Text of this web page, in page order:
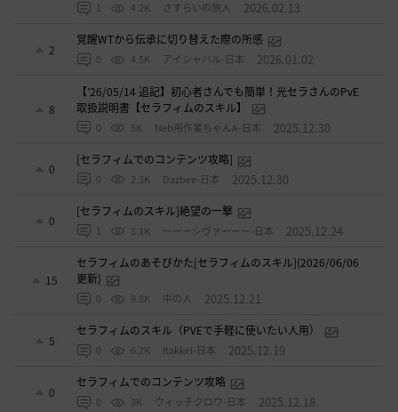
1 4.2K さすらいの旅人 2026.02.13
2
覚醒WTから伝承に切り替えた際の所感
0 4.5K アイシャハル-日本 2026.01.02
8
【’26/05/14 追記】初心者さんでも簡単！光セラさんのPvE
取扱説明書【セラフィムのスキル】
0 5K Neb用作業ちゃんA-日本 2025.12.30
0
[セラフィムでのコンテンツ攻略]
0 2.3K Dazbee-日本 2025.12.30
0
[セラフィムのスキル]絶望の一撃
1 3.1K ーーーシヴァーーー-日本 2025.12.24
15
セラフィムのあそびかた[セラフィムのスキル](2026/06/06
更新)
0 9.8K 中の人 2025.12.21
5
セラフィムのスキル（PVEで手軽に使いたい人用）
0 6.2K ItakkeI-日本 2025.12.19
0
セラフィムでのコンテンツ攻略
0 3K ウィッチクロウ-日本 2025.12.18